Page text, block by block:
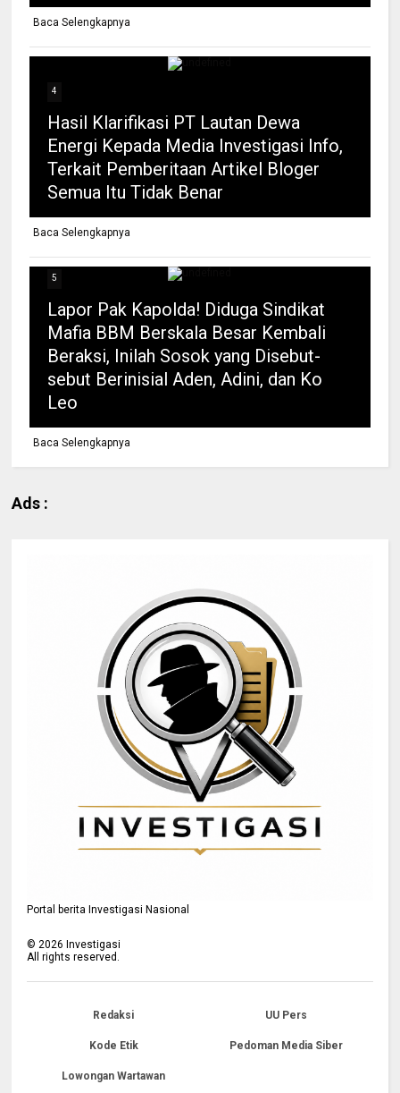
Baca Selengkapnya
4
Hasil Klarifikasi PT Lautan Dewa
Energi Kepada Media Investigasi Info,
Terkait Pemberitaan Artikel Bloger
Semua Itu Tidak Benar
Baca Selengkapnya
5
Lapor Pak Kapolda! Diduga Sindikat
Mafia BBM Berskala Besar Kembali
Beraksi, Inilah Sosok yang Disebut-
sebut Berinisial Aden, Adini, dan Ko
Leo
Baca Selengkapnya
Ads :
Portal berita Investigasi Nasional
©2026 Investigasi
All rights reserved.
Redaksi UU Pers
Kode Etik Pedoman Media Siber
Lowongan Wartawan